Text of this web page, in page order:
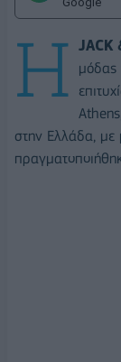
Η JACK
μόδας
στην Ελλάδα, με